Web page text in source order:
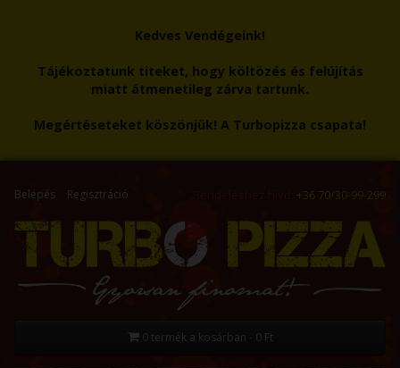
Kedves Vendégeink!
Tájékoztatunk titeket, hogy költözés és felújítás
miatt átmenetileg zárva tartunk.
Megértéseteket köszönjük! A Turbopizza csapata!
Belépés Regisztráció Rendeléshez hívd: +36 70/30-99-299
0 termék a kosárban - 0 Ft